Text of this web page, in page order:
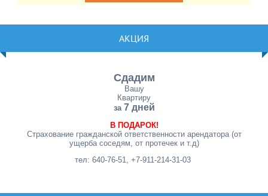
АКЦИЯ
Сдадим
Вашу
Квартиру
за 7 дней
В ПОДАРОК!
Страхование гражданской ответственности арендатора (от
ущерба соседям, от протечек и т.д)
тел: 640-76-51, +7-911-214-31-03